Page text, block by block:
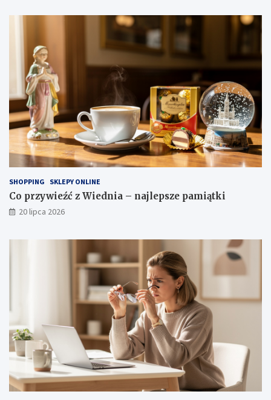
SHOPPING SKLEPY ONLINE
Co przywieźć z Wiednia – najlepsze pamiątki
20 lipca 2026